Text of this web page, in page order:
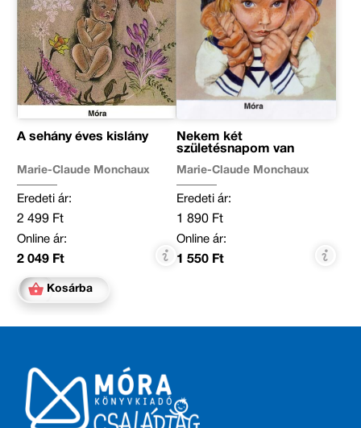
A sehány éves kislány
Marie-Claude Monchaux
Eredeti ár:
2 499 Ft
Online ár:
2 049 Ft
Kosárba
Nekem két
születésnapom van
Marie-Claude Monchaux
Eredeti ár:
1 890 Ft
Online ár:
1 550 Ft